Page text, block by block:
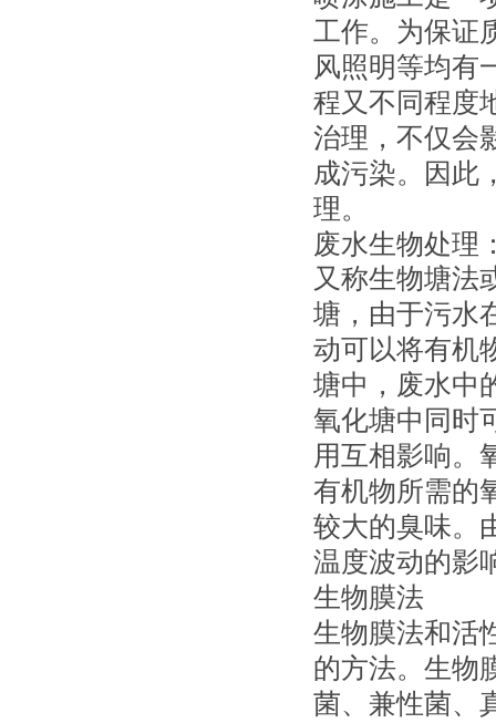
工作。为保证
风照明等均有
程又不同程度
治理，不仅会
成污染。因此
理。
废水生物处理
又称生物塘法
塘，由于污水
动可以将有机
塘中，废水中
氧化塘中同时
用互相影响。
有机物所需的
较大的臭味。
温度波动的影
生物膜法
生物膜法和活
的方法。生物
菌、兼性菌、